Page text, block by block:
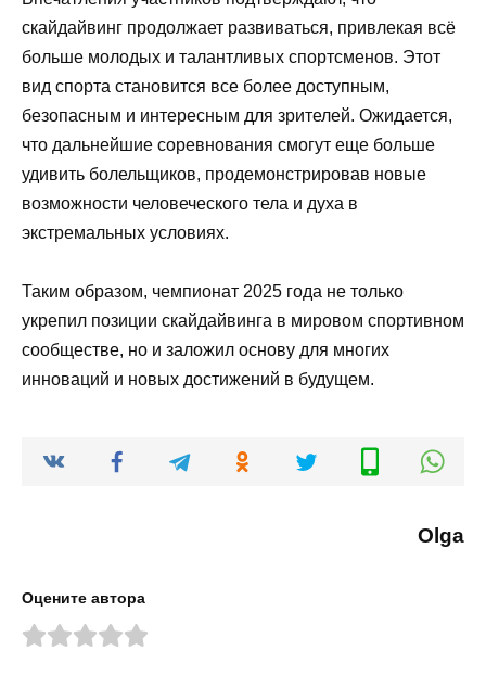
скайдайвинг продолжает развиваться, привлекая всё
больше молодых и талантливых спортсменов. Этот
вид спорта становится все более доступным,
безопасным и интересным для зрителей. Ожидается,
что дальнейшие соревнования смогут еще больше
удивить болельщиков, продемонстрировав новые
возможности человеческого тела и духа в
экстремальных условиях.
Таким образом, чемпионат 2025 года не только
укрепил позиции скайдайвинга в мировом спортивном
сообществе, но и заложил основу для многих
инноваций и новых достижений в будущем.
Olga
Оцените автора